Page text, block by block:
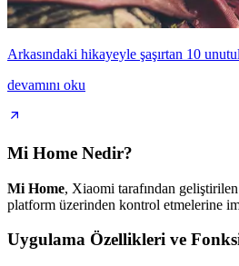
Arkasındaki hikayeyle şaşırtan 10
devamını oku
Mi Home Nedir?
Mi Home, Xiaomi tarafından
platform üzerinden kontrol etmelerine
Uygulama Özellikleri ve